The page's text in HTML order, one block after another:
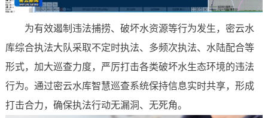
为有效遏制违法捕捞、破坏水资源等行为发生，密云水
库综合执法大队采取不定时执法、多频次执法、水陆配合等
形式，加大巡查力度，严厉打击各类破坏水生态环境的违法
行为。通过密云水库智慧巡查系统保持信息实时共享，形成
打击合力，确保执法行动无漏洞、无死角。